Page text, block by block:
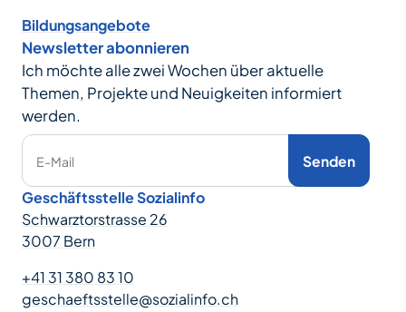
Bildungsangebote
Newsletter abonnieren
Ich möchte alle zwei Wochen über aktuelle
Themen, Projekte und Neuigkeiten informiert
werden.
E-Mail Senden
Geschäftsstelle Sozialinfo
Schwarztorstrasse 26
3007 Bern
+41 31 380 83 10
geschaeftsstelle@sozialinfo.ch